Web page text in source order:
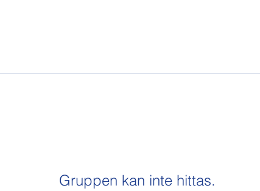
Gruppen kan inte hittas.